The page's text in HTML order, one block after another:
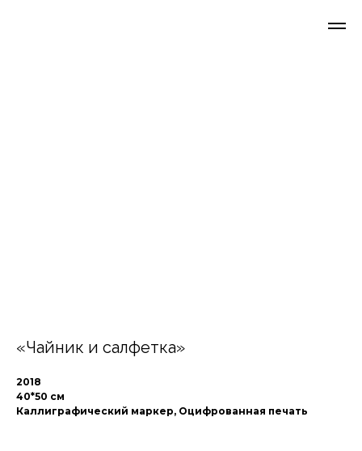
«Чайник и салфетка»
2018
40*50 см
Каллиграфический маркер, Оцифрованная печать